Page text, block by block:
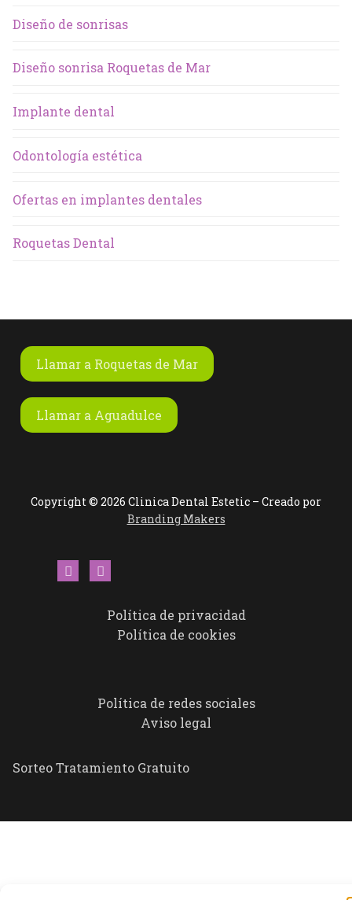
Diseño de sonrisas
Diseño sonrisa Roquetas de Mar
Implante dental
Odontología estética
Ofertas en implantes dentales
Roquetas Dental
Llamar a Roquetas de Mar
Llamar a Aguadulce
Copyright © 2026 Clinica Dental Estetic – Creado por
Branding Makers
Política de privacidad
Política de cookies
Política de redes sociales
Aviso legal
Sorteo Tratamiento Gratuito